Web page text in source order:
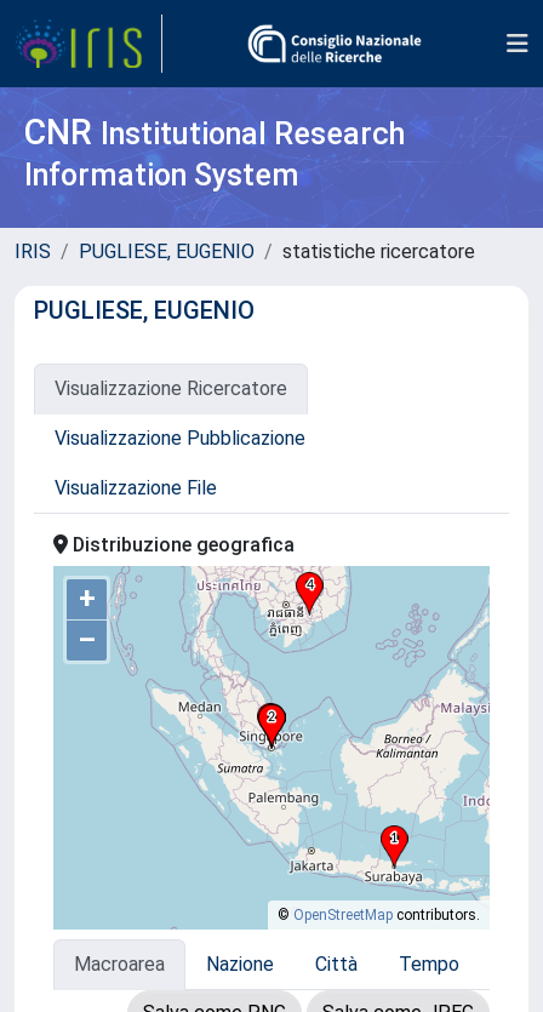
CNR Institutional Research
Information System
IRIS PUGLIESE, EUGENIO statistiche ricercatore
PUGLIESE, EUGENIO
Visualizzazione Ricercatore
Visualizzazione Pubblicazione
Visualizzazione File
Distribuzione geografica
+
–
© OpenStreetMap contributors.
Macroarea Nazione Città Tempo